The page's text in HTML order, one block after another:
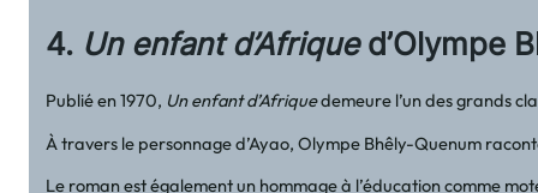
4. Un enfant d’Afriqued’Olympe
Publié en 1970, Un enfant d’Afriquedemeure l’un des grands
À travers le personnage d’Ayao, Olympe Bhêly-Quenum
Le roman est également un hommage à l’éducation comme